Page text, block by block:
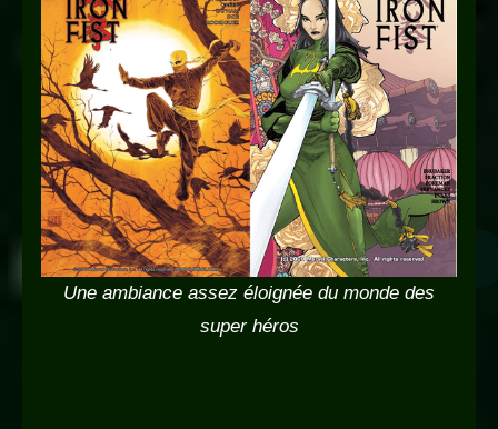
Une ambiance assez éloignée du monde des
super héros